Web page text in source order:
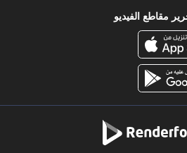
مقاطع الفيديو